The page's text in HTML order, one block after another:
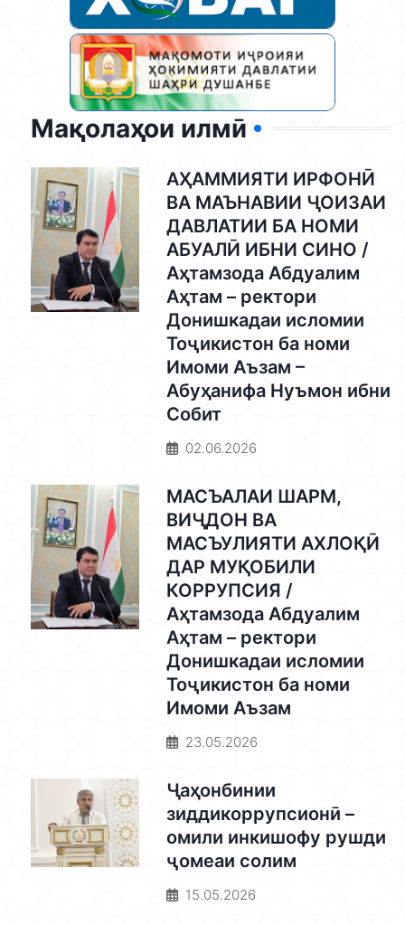
Мақолаҳои илмӣ
АҲАММИЯТИ ИРФОНӢ
ВА МАЪНАВИИ ҶОИЗАИ
ДАВЛАТИИ БА НОМИ
АБУАЛӢ ИБНИ СИНО /
Аҳтамзода Абдуалим
Аҳтам – ректори
Донишкадаи исломии
Тоҷикистон ба номи
Имоми Аъзам –
Абуҳанифа Нуъмон ибни
Собит
02.06.2026
МАСЪАЛАИ ШАРМ,
ВИҶДОН ВА
МАСЪУЛИЯТИ АХЛОҚӢ
ДАР МУҚОБИЛИ
КОРРУПСИЯ /
Аҳтамзода Абдуалим
Аҳтам – ректори
Донишкадаи исломии
Тоҷикистон ба номи
Имоми Аъзам
23.05.2026
Ҷаҳонбинии
зиддикоррупсионӣ –
омили инкишофу рушди
ҷомеаи солим
15.05.2026